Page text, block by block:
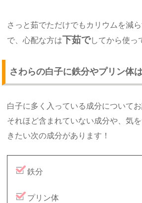
さっと茹でただけでもカリウムを減
で、心配な方は下茹でしてから使っ
さわらの白子に鉄分やプリン体
白子に多く入っている成分について
それほど含まれていない成分や、気
きたい次の成分があります！
鉄分
プリン体